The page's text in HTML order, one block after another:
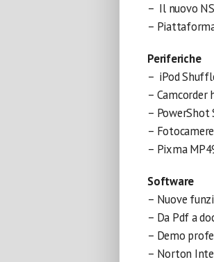
– Il nuovo
–
Periferiche
– iPod
–
–
–
– Pixma
Software
– Nuove
– Da Pdf a
– Demo
– Norton